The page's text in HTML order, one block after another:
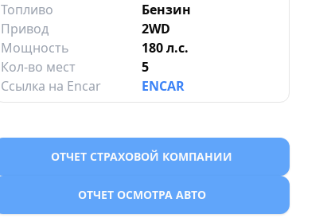
Топливо
Бензин
Привод
2WD
Мощность
180 л.с.
Кол-во мест
5
Ссылка на Encar
ENCAR
ОТЧЕТ СТРАХОВОЙ КОМПАНИИ
ОТЧЕТ ОСМОТРА АВТО